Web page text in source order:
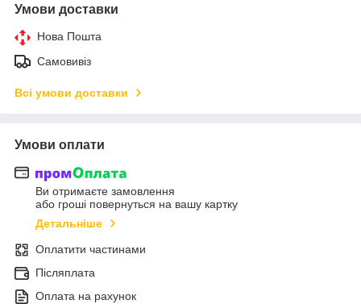
Умови доставки
Нова Пошта
Самовивіз
Всі умови доставки
Умови оплати
Ви отримаєте замовлення
або гроші повернуться на вашу картку
Детальніше
Оплатити частинами
Післяплата
Оплата на рахунок